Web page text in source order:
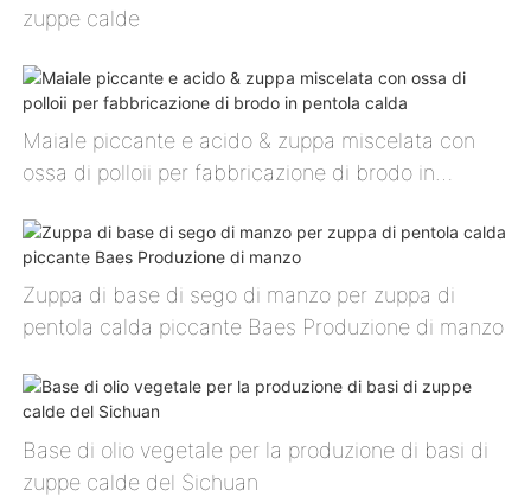
zuppe calde
Maiale piccante e acido & zuppa miscelata con
ossa di polloⅱ per fabbricazione di brodo in
Zuppa di base di sego di manzo per zuppa di
pentola calda piccante Baes Produzione di manzo
Base di olio vegetale per la produzione di basi di
zuppe calde del Sichuan